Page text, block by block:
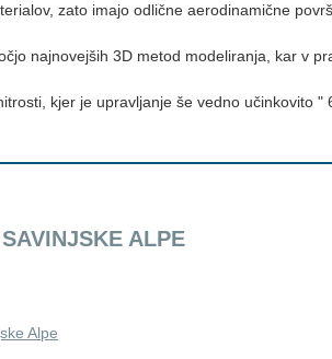
zato imajo odlične aerodinamične
najnovejših 3D metod modeliranja, kar v
kjer je upravljanje še vedno učinkovito
ALPE